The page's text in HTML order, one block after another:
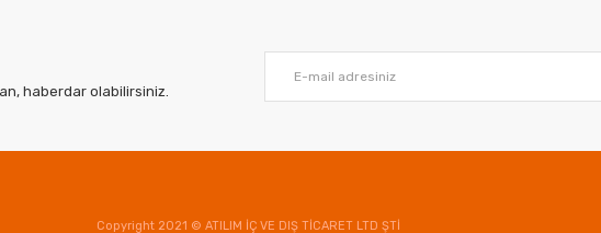
haberdar olabilirsiniz.
Copyright 2021 © ATILIM İÇ VE DIŞ TİCARET LTD ŞTİ